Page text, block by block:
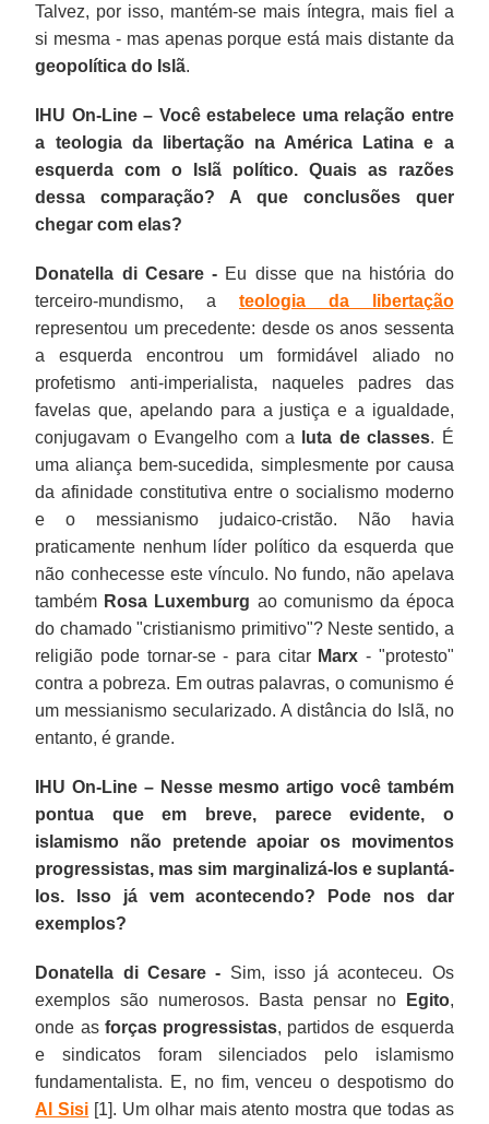
Talvez, por isso, mantém-se mais íntegra, mais fiel a
si mesma - mas apenas porque está mais distante da
geopolítica do Islã.
IHU On-Line – Você estabelece uma relação entre
a teologia da libertação na América Latina e a
esquerda com o Islã político. Quais as razões
dessa comparação? A que conclusões quer
chegar com elas?
Donatella di Cesare - Eu disse que na história do
terceiro-mundismo, a teologia da libertação
representou um precedente: desde os anos sessenta
a esquerda encontrou um formidável aliado no
profetismo anti-imperialista, naqueles padres das
favelas que, apelando para a justiça e a igualdade,
conjugavam o Evangelho com a luta de classes. É
uma aliança bem-sucedida, simplesmente por causa
da afinidade constitutiva entre o socialismo moderno
e o messianismo judaico-cristão. Não havia
praticamente nenhum líder político da esquerda que
não conhecesse este vínculo. No fundo, não apelava
também Rosa Luxemburg ao comunismo da época
do chamado "cristianismo primitivo"? Neste sentido, a
religião pode tornar-se - para citar Marx - "protesto"
contra a pobreza. Em outras palavras, o comunismo é
um messianismo secularizado. A distância do Islã, no
entanto, é grande.
IHU On-Line – Nesse mesmo artigo você também
pontua que em breve, parece evidente, o
islamismo não pretende apoiar os movimentos
progressistas, mas sim marginalizá-los e suplantá-
los. Isso já vem acontecendo? Pode nos dar
exemplos?
Donatella di Cesare - Sim, isso já aconteceu. Os
exemplos são numerosos. Basta pensar no
Egito,
onde as forças progressistas, partidos de esquerda
e sindicatos foram silenciados pelo islamismo
fundamentalista. E, no fim, venceu o despotismo do
Al Sisi [1]. Um olhar mais atento mostra que todas as